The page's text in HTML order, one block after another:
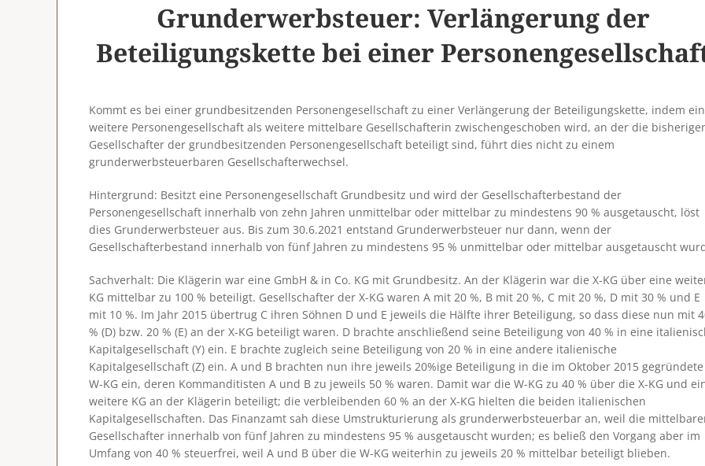
Grunderwerbsteuer: Verlängerung der
Beteiligungskette bei einer
Kommt es bei einer grundbesitzenden Personengesellschaft zu einer Verlängerung der Beteiligungskette, indem
weitere Personengesellschaft als weitere mittelbare Gesellschafterin zwischengeschoben wird, an der die
Gesellschafter der grundbesitzenden Personengesellschaft beteiligt sind, führt dies nicht zu einem
grunderwerbsteuerbaren Gesellschafterwechsel.
Hintergrund: Besitzt eine Personengesellschaft Grundbesitz und wird der Gesellschafterbestand der
Personengesellschaft innerhalb von zehn Jahren unmittelbar oder mittelbar zu mindestens 90 % ausgetauscht, löst
dies Grunderwerbsteuer aus. Bis zum 30.6.2021 entstand Grunderwerbsteuer nur dann, wenn der
Gesellschafterbestand innerhalb von fünf Jahren zu mindestens 95 % unmittelbar oder mittelbar ausgetauscht
Sachverhalt: Die Klägerin war eine GmbH & in Co. KG mit Grundbesitz. An der Klägerin war die X-KG über eine
KG mittelbar zu 100 % beteiligt. Gesellschafter der X-KG waren A mit 20 %, B mit 20 %, C mit 20 %, D mit 30 % und E
mit 10 %. Im Jahr 2015 übertrug C ihren Söhnen D und E jeweils die Hälfte ihrer Beteiligung, so dass diese nun mit
% (D) bzw. 20 % (E) an der X-KG beteiligt waren. D brachte anschließend seine Beteiligung von 40 % in eine
Kapitalgesellschaft (Y) ein. E brachte zugleich seine Beteiligung von 20 % in eine andere italienische
Kapitalgesellschaft (Z) ein. A und B brachten nun ihre jeweils 20%ige Beteiligung in die im Oktober 2015 gegründete
W-KG ein, deren Kommanditisten A und B zu jeweils 50 % waren. Damit war die W-KG zu 40 % über die X-KG und
weitere KG an der Klägerin beteiligt; die verbleibenden 60 % an der X-KG hielten die beiden italienischen
Kapitalgesellschaften. Das Finanzamt sah diese Umstrukturierung als grunderwerbsteuerbar an, weil die
Gesellschafter innerhalb von fünf Jahren zu mindestens 95 % ausgetauscht wurden; es beließ den Vorgang aber im
Umfang von 40 % steuerfrei, weil A und B über die W-KG weiterhin zu jeweils 20 % mittelbar beteiligt blieben.